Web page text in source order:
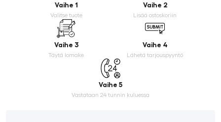
Vaihe 1
Valitse tuote
Vaihe 2
Lisää ostoskoriin
Vaihe 3
Täytä lomake
Vaihe 4
Lähetä tarjouspyyntö
Vaihe 5
Vastataan 24 tunnin kuluessa